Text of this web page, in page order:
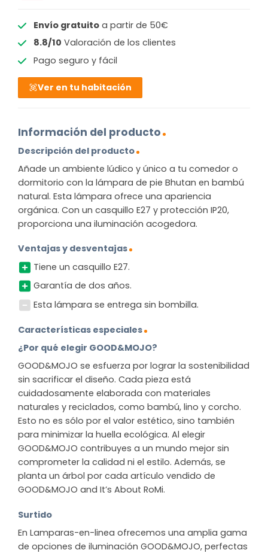
Envío gratuitoa partir de 50€
8.8/10 Valoración de los clientes
Pago seguro y fácil
Ver en tu habitación
Información del producto
Descripción del producto
Añade un ambiente lúdico y único a tu comedor o
dormitorio con la lámpara de pie Bhutan en bambú
natural. Esta lámpara ofrece una apariencia
orgánica. Con un casquillo E27 y protección IP20,
proporciona una iluminación acogedora.
Ventajas y desventajas
Tiene un casquillo E27.
Garantía de dos años.
Esta lámpara se entrega sin bombilla.
Características especiales
¿Por qué elegir GOOD&MOJO?
GOOD&MOJO se esfuerza por lograr la sostenibilidad
sin sacrificar el diseño. Cada pieza está
cuidadosamente elaborada con materiales
naturales y reciclados, como bambú, lino y corcho.
Esto no es sólo por el valor estético, sino también
para minimizar la huella ecológica. Al elegir
GOOD&MOJO contribuyes a un mundo mejor sin
comprometer la calidad ni el estilo. Además, se
planta un árbol por cada artículo vendido de
GOOD&MOJO and It’s About RoMi.
Surtido
En Lamparas-en-linea ofrecemos una amplia gama
de opciones de iluminación GOOD&MOJO, perfectas